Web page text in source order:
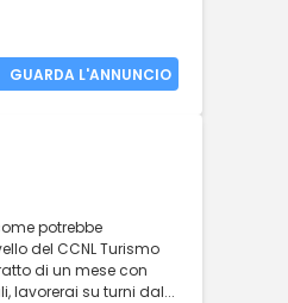
GUARDA L'ANNUNCIO
potrebbe
del CCNL Turismo
di un mese con
lavorerai su turni dal...